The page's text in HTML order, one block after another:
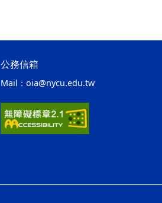
公務信箱
Mail： oia@nycu.edu.tw